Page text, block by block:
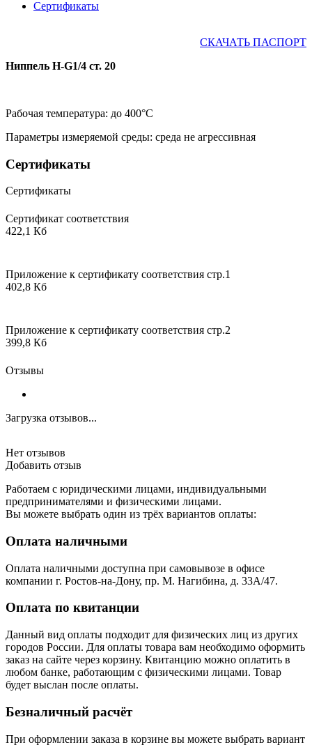
Сертификаты
СКАЧАТЬ ПАСПОРТ
Ниппель Н-G1/4 ст. 20
Рабочая температура: до 400°С
Параметры измеряемой среды: среда не агрессивная
Сертификаты
Сертификаты
Сертификат соответствия
422,1 Кб
Приложение к сертификату соответствия стр.1
402,8 Кб
Приложение к сертификату соответствия стр.2
399,8 Кб
Отзывы
Загрузка отзывов...
Нет отзывов
Добавить отзыв
Работаем с юридическими лицами, индивидуальными
предпринимателями и физическими лицами.
Вы можете выбрать один из трёх вариантов оплаты:
Оплата наличными
Оплата наличными доступна при самовывозе в офисе
компании г. Ростов-на-Дону, пр. М. Нагибина, д. 33А/47.
Оплата по квитанции
Данный вид оплаты подходит для физических лиц из других
городов России. Для оплаты товара вам необходимо оформить
заказ на сайте через корзину. Квитанцию можно оплатить в
любом банке, работающим с физическими лицами. Товар
будет выслан после оплаты.
Безналичный расчёт
При оформлении заказа в корзине вы можете выбрать вариант